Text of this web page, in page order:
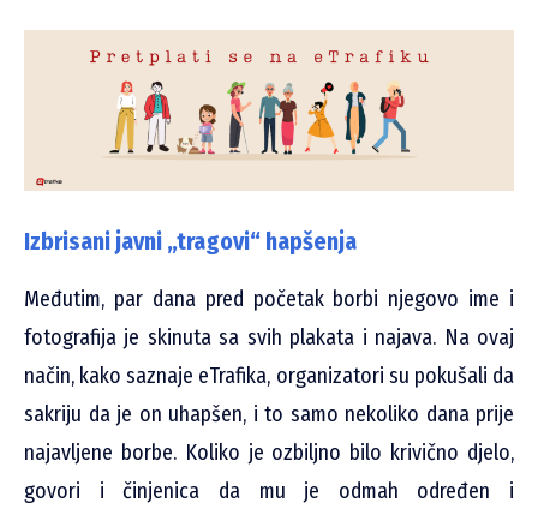
Izbrisani javni „tragovi“ hapšenja
Međutim, par dana pred početak borbi njegovo ime i
fotografija je skinuta sa svih plakata i najava. Na ovaj
način, kako saznaje eTrafika, organizatori su pokušali da
sakriju da je on uhapšen, i to samo nekoliko dana prije
najavljene borbe. Koliko je ozbiljno bilo krivično djelo,
govori i činjenica da mu je odmah određen i